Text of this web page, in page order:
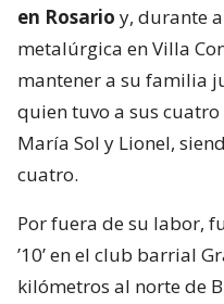
en Rosario y, durante
metalúrgica en Villa
mantener a su familia
quien tuvo a sus
María Sol y Lionel,
cuatro.
Por fuera de su labor,
’10’ en el club barrial
kilómetros al norte de